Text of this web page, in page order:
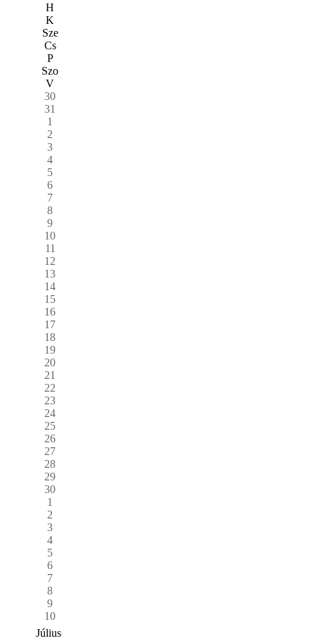
H
K
Sze
Cs
P
Szo
V
30
31
1
2
3
4
5
6
7
8
9
10
11
12
13
14
15
16
17
18
19
20
21
22
23
24
25
26
27
28
29
30
1
2
3
4
5
6
7
8
9
10
Július